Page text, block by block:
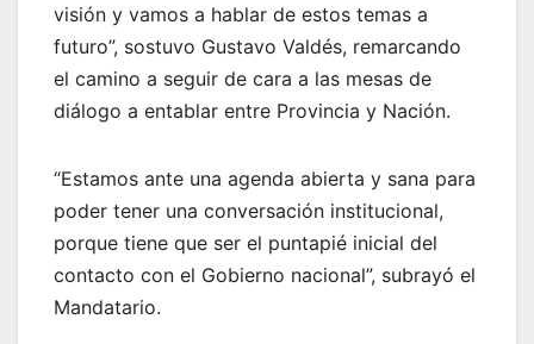
visión y vamos a hablar de estos temas a
futuro”, sostuvo Gustavo Valdés, remarcando
el camino a seguir de cara a las mesas de
diálogo a entablar entre Provincia y Nación.
“Estamos ante una agenda abierta y sana para
poder tener una conversación institucional,
porque tiene que ser el puntapié inicial del
contacto con el Gobierno nacional”, subrayó el
Mandatario.